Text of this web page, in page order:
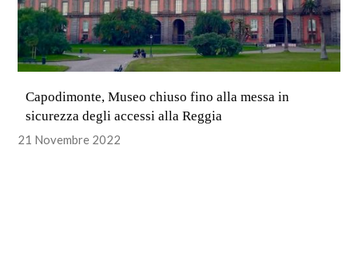
Capodimonte, Museo chiuso fino alla messa in
sicurezza degli accessi alla Reggia
21 Novembre 2022